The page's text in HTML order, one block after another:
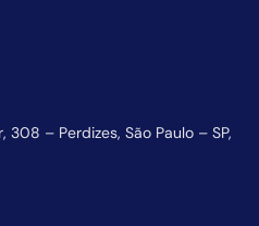
308 – Perdizes, São Paulo – SP,